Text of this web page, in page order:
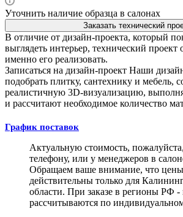
Уточнить наличие образца в салонах
Заказать технический
В отличие от дизайн-проекта, который
выглядеть интерьер, технический проект
именно его реализовать.
Записаться на дизайн-проект Наши
подобрать плитку, сантехнику и мебель,
реалистичную 3D-визуализацию,
и рассчитают необходимое количество
График поставок
Актуальную стоимость,
телефону, или у менеджеров в
Обращаем ваше внимание, что цены
действительны только для
области. При заказе в регионы РФ
рассчитываются по